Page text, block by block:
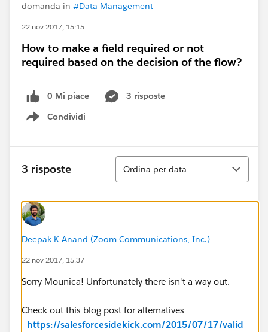
domanda in #Data Management
22 nov 2017, 15:15
How to make a field required or not
required based on the decision of the flow?
0 Mi piace
3 risposte
Condividi
Show menu
3 risposte
Ordina
Ordina per data
Deepak K Anand (‎‎‎‎‎‎Zoom Communications, Inc.)
22 nov 2017, 15:37
Sorry Mounica! Unfortunately there isn't a way out.
Check out this blog post for alternatives
- https://salesforcesidekick.com/2015/07/17/valid